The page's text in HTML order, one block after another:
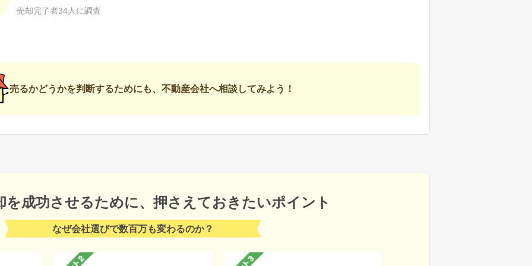
売却完了者34人に調査
売るかどうかを判断するためにも、不動産会社へ相談してみよう！
を成功させるために、 押さえておきたいポイント
なぜ会社選びで数百万も変わるのか？